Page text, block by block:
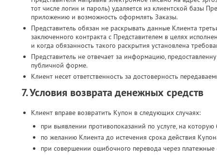
тот числе логин и пароль) удаляется из клиентской базы
приложению и возможность оформлять Заказы.
Представитель обязан не раскрывать данные Клиента
заключенного контракта с Представителем в целях
и когда обязанность такого раскрытия установлена
Представитель не отвечает за информацию,
публичной форме.
Клиент несет ответственность за достоверность
7. Условия возврата денежных средств
Клиент вправе возвратить Купон в следующих случаях:
при выявлении противопоказаний по услуге, на
по желанию Клиента до истечения срока действия
при совершении ошибочного перевода через платежные